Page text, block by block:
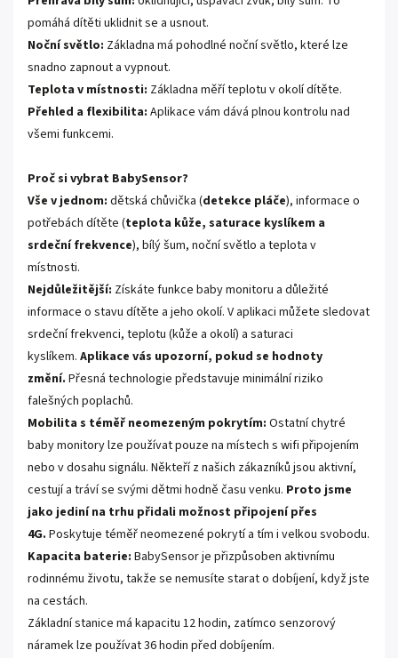
pomáhá dítěti uklidnit se a usnout.
Noční světlo: Základna má pohodlné noční světlo, které lze
snadno zapnout a vypnout.
Teplota v místnosti: Základna měří teplotu v okolí dítěte.
Přehled a flexibilita: Aplikace vám dává plnou kontrolu nad
všemi funkcemi.
Proč si vybrat BabySensor?
Vše v jednom: dětská chůvička (detekce pláče), informace o
potřebách dítěte (teplota kůže, saturace kyslíkem a
srdeční frekvence), bílý šum, noční světlo a teplota v
místnosti.
Nejdůležitější: Získáte funkce baby monitoru a důležité
informace o stavu dítěte a jeho okolí. V aplikaci můžete sledovat
srdeční frekvenci, teplotu (kůže a okolí) a saturaci
kyslíkem. Aplikace vás upozorní, pokud se hodnoty
změní. Přesná technologie představuje minimální riziko
falešných poplachů.
Mobilita s téměř neomezeným pokrytím: Ostatní chytré
baby monitory lze používat pouze na místech s wifi připojením
nebo v dosahu signálu. Někteří z našich zákazníků jsou aktivní,
cestují a tráví se svými dětmi hodně času venku. Proto jsme
jako jediní na trhu přidali možnost připojení přes
4G. Poskytuje téměř neomezené pokrytí a tím i velkou svobodu.
Kapacita baterie: BabySensor je přizpůsoben aktivnímu
rodinnému životu, takže se nemusíte starat o dobíjení, když jste
na cestách.
Základní stanice má kapacitu 12 hodin, zatímco senzorový
náramek lze používat 36 hodin před dobíjením.